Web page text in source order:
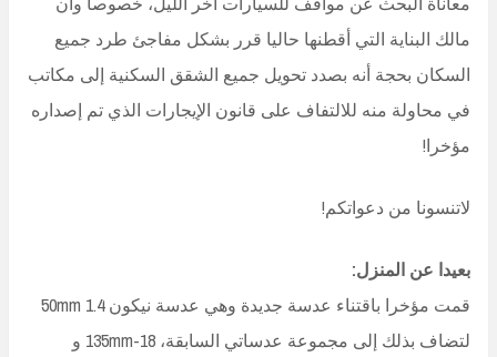
مالك البناية التي أقطنها حاليا قرر بشكل مفاجئ طرد جميع
السكان بحجة أنه بصدد تحويل جميع الشقق السكنية إلى مكاتب
في محاولة منه للالتفاف على قانون الإيجارات الذي تم إصداره
مؤخرا!
لاتنسونا من دعواتكم!
بعيدا عن المنزل:
قمت مؤخرا باقتناء عدسة جديدة وهي عدسة نيكون 50mm 1.4
لتضاف بذلك إلى مجموعة عدساتي السابقة، 18-135mm و